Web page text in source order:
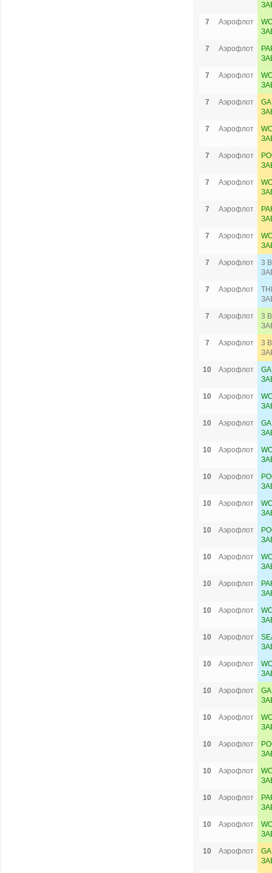
7
Аэрофлот
7
Аэрофлот
7
Аэрофлот
7
Аэрофлот
7
Аэрофлот
7
Аэрофлот
7
Аэрофлот
7
Аэрофлот
7
Аэрофлот
7
Аэрофлот
3
7
Аэрофлот
7
Аэрофлот
3
7
Аэрофлот
3
10
Аэрофлот
10
Аэрофлот
10
Аэрофлот
10
Аэрофлот
10
Аэрофлот
10
Аэрофлот
10
Аэрофлот
10
Аэрофлот
10
Аэрофлот
10
Аэрофлот
10
Аэрофлот
10
Аэрофлот
10
Аэрофлот
10
Аэрофлот
10
Аэрофлот
10
Аэрофлот
10
Аэрофлот
10
Аэрофлот
10
Аэрофлот